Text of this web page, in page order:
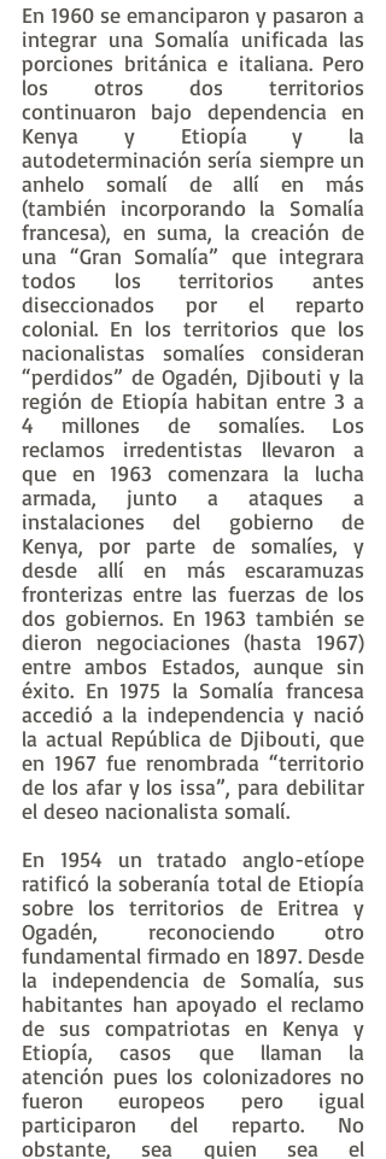
En 1960 se emanciparon y pasaron a
integrar una Somalía unificada las
porciones británica e italiana. Pero
los otros dos territorios
continuaron bajo dependencia en
Kenya y Etiopía y la
autodeterminación sería siempre un
anhelo somalí de allí en más
(también incorporando la Somalía
francesa), en suma, la creación de
una “Gran Somalía” que integrara
todos los territorios antes
diseccionados por el reparto
colonial. En los territorios que los
nacionalistas somalíes consideran
“perdidos” de Ogadén, Djibouti y la
región de Etiopía habitan entre 3 a
4 millones de somalíes. Los
reclamos irredentistas llevaron a
que en 1963 comenzara la lucha
armada, junto a ataques a
instalaciones del gobierno de
Kenya, por parte de somalíes, y
desde allí en más escaramuzas
fronterizas entre las fuerzas de los
dos gobiernos. En 1963 también se
dieron negociaciones (hasta 1967)
entre ambos Estados, aunque sin
éxito. En 1975 la Somalía francesa
accedió a la independencia y nació
la actual República de Djibouti, que
en 1967 fue renombrada “territorio
de los afar y los issa”, para debilitar
el deseo nacionalista somalí.
En 1954 un tratado anglo-etíope
ratificó la soberanía total de Etiopía
sobre los territorios de Eritrea y
Ogadén, reconociendo otro
fundamental firmado en 1897. Desde
la independencia de Somalía, sus
habitantes han apoyado el reclamo
de sus compatriotas en Kenya y
Etiopía, casos que llaman la
atención pues los colonizadores no
fueron europeos pero igual
participaron del reparto. No
obstante, sea quien sea el